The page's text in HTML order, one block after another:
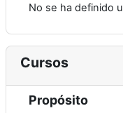
No se ha definido
Cursos
Propósito